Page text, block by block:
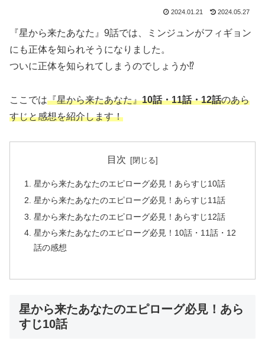
2024.01.21 2024.05.27
『星から来たあなた』9話では、ミンジュンがフィギョン
にも正体を知られそうになりました。
ついに正体を知られてしまうのでしょうか⁉
ここでは『星から来たあなた』10話・11話・12話のあら
すじと感想を紹介します！
目次
星から来たあなたのエピローグ必見！あらすじ10話
星から来たあなたのエピローグ必見！あらすじ11話
星から来たあなたのエピローグ必見！あらすじ12話
星から来たあなたのエピローグ必見！10話・11話・12
話の感想
星から来たあなたのエピローグ必見！あら
すじ10話